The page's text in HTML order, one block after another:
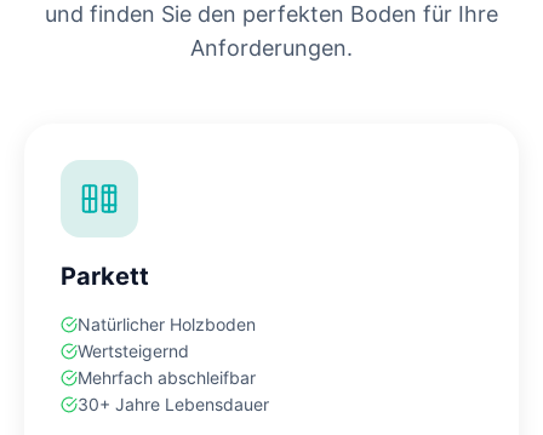
und finden Sie den perfekten Boden für Ihre
Anforderungen.
Parkett
Natürlicher Holzboden
Wertsteigernd
Mehrfach abschleifbar
30+ Jahre Lebensdauer